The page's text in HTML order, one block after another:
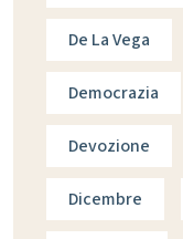
De La Vega
Democrazia
Devozione
Dicembre